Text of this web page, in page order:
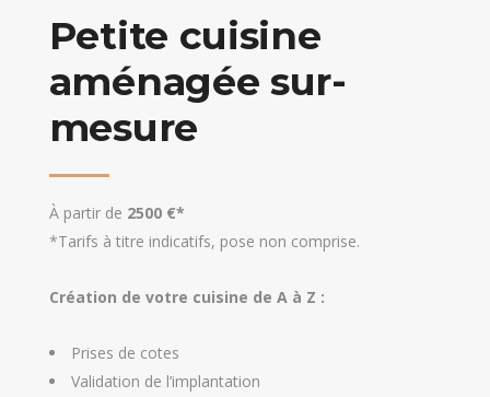
Petite cuisine
aménagée sur-
mesure
À partir de 2500 €*
*Tarifs à titre indicatifs, pose non comprise.
Création de votre cuisine de A à Z :
Prises de cotes
Validation de l’implantation